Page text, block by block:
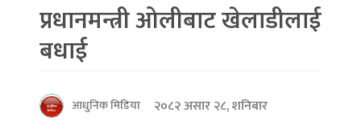
प्रधानमन्त्री ओलीबाट खेलाडीलाई
बधाई
आधुनिक मिडिया
२०८२ असार २८, शनिबार